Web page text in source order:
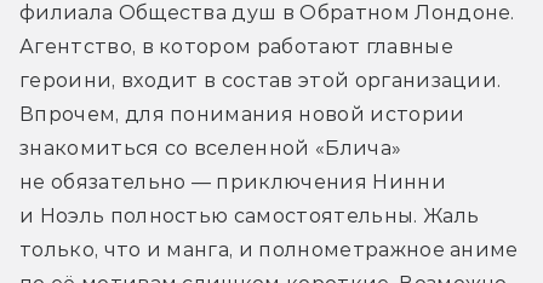
филиала Общества душ в Обратном Лондоне.
Агентство, в котором работают главные
героини, входит в состав этой организации.
Впрочем, для понимания новой истории
знакомиться со вселенной «Блича»
не обязательно — приключения Нинни
и Ноэль полностью самостоятельны. Жаль
только, что и манга, и полнометражное аниме